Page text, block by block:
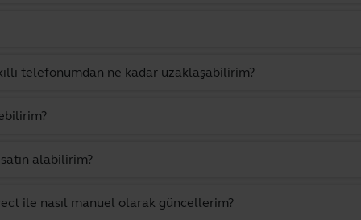
telefonumdan ne kadar uzaklaşabilirim?
alabilirim?
ile nasıl manuel olarak güncellerim?